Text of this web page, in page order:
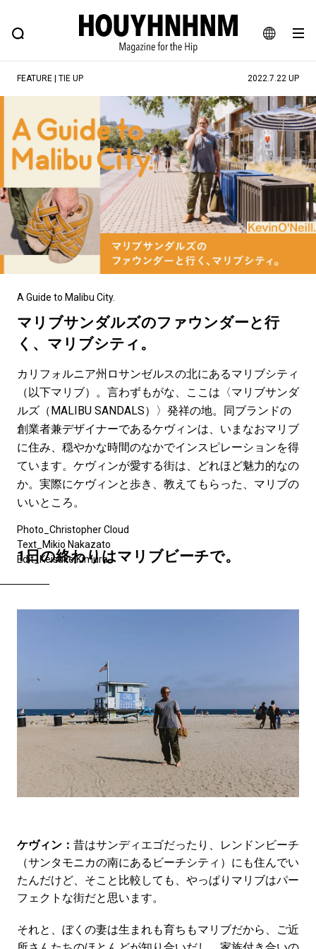
JA
EN
FEATURE BLOG SNAP
ヒップなファッション、カルチャー、ライフスタイルWEBマガジン
#注目のタグ
#SHOPPING ADDICT #憧れの逸品
#ESSENTIAL DESIGNS #古着サミット
#NEW VINTAGE #マイナーグッド図鑑
#路地裏てぃーん。 #MONTHLY JOURNAL
#GH 銘品の所以 #フイナムのYouTube
#ととけん #FASHION
#LIFESTYLE #SNEAKER #OUTDOOR
#SPORTS #HANDSOME HANDBOOK
FEATURE | TIE UP 2022.7.22 UP
A Guide to Malibu City.
マリブサンダルズのファウンダーと行
く、マリブシティ。
カリフォルニア州ロサンゼルスの北にあるマリブシティ
（以下マリブ）。言わずもがな、ここは〈マリブサンダ
ルズ（MALIBU SANDALS）〉発祥の地。同ブランドの
創業者兼デザイナーであるケヴィンは、いまなおマリブ
に住み、穏やかな時間のなかでインスピレーションを得
ています。ケヴィンが愛する街は、どれほど魅力的なの
か。実際にケヴィンと歩き、教えてもらった、マリブの
いいところ。
Photo_Christopher Cloud
Text_Mikio Nakazato
Edit_Keisuke Kimura
1日の終わりはマリブビーチで。
ケヴィン： 昔はサンディエゴだったり、レンドンビーチ
（サンタモニカの南にあるビーチシティ）にも住んでい
たんだけど、そこと比較しても、やっぱりマリブはパー
フェクトな街だと思います。
それと、ぼくの妻は生まれも育ちもマリブだから、ご近